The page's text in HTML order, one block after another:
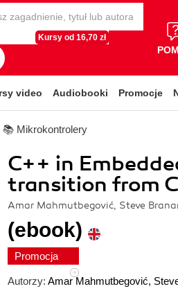
Kursy od 16,70 zł
video Audiobooki Promocje
📚 Mikrokontrolery
C++ in
transition from
Amar Mahmutbegović, Steve
(ebook)
Promocja
Autorzy: Amar Mahmutbegović,